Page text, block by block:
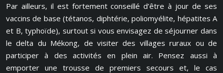
Par ailleurs, il est fortement conseillé d’être à jour de ses
vaccins de base (tétanos, diphtérie, poliomyélite, hépatites A
et B, typhoïde), surtout si vous envisagez de séjourner dans
le delta du Mékong, de visiter des villages ruraux ou de
participer à des activités en plein air. Pensez aussi à
emporter une trousse de premiers secours et, le cas